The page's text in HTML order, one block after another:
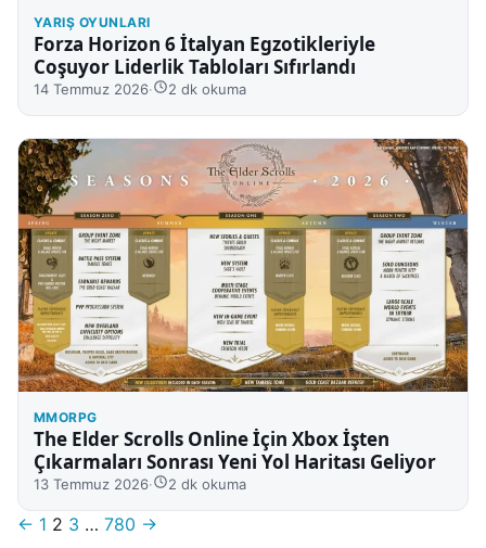
YARIŞ OYUNLARI
Forza Horizon 6 İtalyan Egzotikleriyle
Coşuyor Liderlik Tabloları Sıfırlandı
14 Temmuz 2026· 2 dk okuma
MMORPG
The Elder Scrolls Online İçin Xbox İşten
Çıkarmaları Sonrası Yeni Yol Haritası Geliyor
13 Temmuz 2026· 2 dk okuma
Sayfalar
← 1 2 3 … 780 →